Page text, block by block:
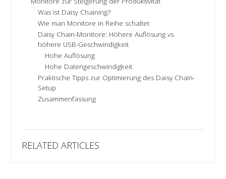
Was ist Daisy Chaining?
Wie man Monitore in Reihe schaltet
Daisy Chain-Monitore: Höhere Auflösung vs.
höhere USB-Geschwindigkeit
Hohe Auflösung
Hohe Datengeschwindigkeit
Praktische Tipps zur Optimierung des Daisy Chain-
Setup
Zusammenfassung
RELATED ARTICLES